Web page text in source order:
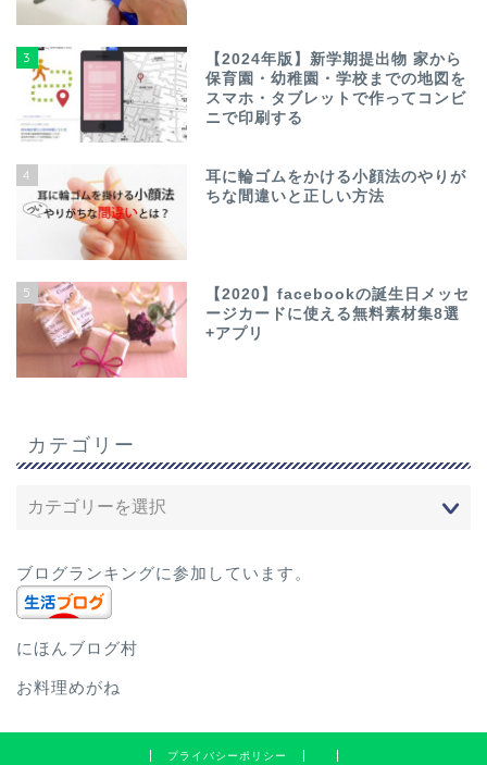
3
【2024年版】新学期提出物 家から
保育園・幼稚園・学校までの地図を
スマホ・タブレットで作ってコンビ
ニで印刷する
4
耳に輪ゴムをかける小顔法のやりが
ちな間違いと正しい方法
5
【2020】facebookの誕生日メッセ
ージカードに使える無料素材集8選
+アプリ
カテゴリー
ブログランキングに参加しています。
にほんブログ村
お料理めがね
プライバシーポリシー